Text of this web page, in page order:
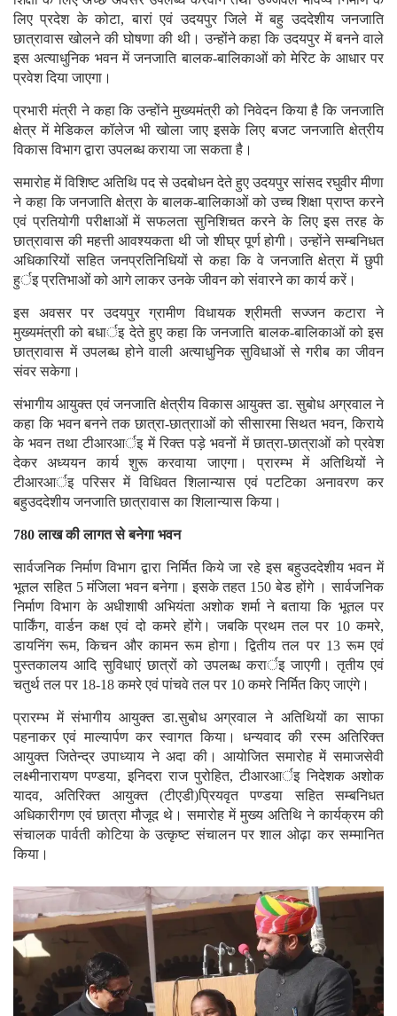
शिक्षा के लिए अच्छे अवसर उपलब्ध करवाने तथा उज्जवल भविष्य निर्माण के
लिए प्रदेश के कोटा, बारां एवं उदयपुर जिले में बहु उददेशीय जनजाति
छात्रावास खोलने की घोषणा की थी। उन्होंने कहा कि उदयपुर में बनने वाले
इस अत्याधुनिक भवन में जनजाति बालक-बालिकाओं को मेरिट के आधार पर
प्रवेश दिया जाएगा।
प्रभारी मंत्री ने कहा कि उन्होंने मुख्यमंत्री को निवेदन किया है कि जनजाति
क्षेत्र में मेडिकल कॉलेज भी खोला जाए इसके लिए बजट जनजाति क्षेत्रीय
समारोह में विशिष्ट अतिथि पद से उदबोधन देते हुए उदयपुर सांसद रघुवीर मीणा
ने कहा कि जनजाति क्षेत्रा के बालक-बालिकाओं को उच्च शिक्षा प्राप्त करने
एवं प्रतियोगी परीक्षाओं में सफलता सुनिशिचत करने के लिए इस तरह के
छात्रावास की महत्ती आवश्यकता थी जो शीघ्र पूर्ण होगी। उन्होंने सम्बनिधत
अधिकारियों सहित जनप्रतिनिधियों से कहा कि वे जनजाति क्षेत्रा में छुपी
हुर्इ प्रतिभाओं को आगे लाकर उनके जीवन को संवारने का कार्य करें।
इस अवसर पर उदयपुर ग्रामीण विधायक श्रीमती सज्जन कटारा ने
मुख्यमंत्राी को बधार्इ देते हुए कहा कि जनजाति बालक-बालिकाओं को इस
छात्रावास में उपलब्ध होने वाली अत्याधुनिक सुविधाओं से गरीब का जीवन
संभागीय आयुक्त एवं जनजाति क्षेत्रीय विकास आयुक्त डा. सुबोध अग्रवाल ने
कहा कि भवन बनने तक छात्रा-छात्रााओं को सीसारमा सिथत भवन, किराये
के भवन तथा टीआरआर्इ में रिक्त पड़े भवनों में छात्रा-छात्राओं को प्रवेश
देकर अध्ययन कार्य शुरू करवाया जाएगा। प्रारम्भ में अतिथियों ने
टीआरआर्इ परिसर में विधिवत शिलान्यास एवं पटटिका अनावरण कर
बहुउददेशीय जनजाति छात्रावास का शिलान्यास किया।
सार्वजनिक निर्माण विभाग द्वारा निर्मित किये जा रहे इस बहुउददेशीय भवन में
भूतल सहित 5 मंजिला भवन बनेगा। इसके तहत 150 बेड होंगे । सार्वजनिक
निर्माण विभाग के अधीशाषी अभियंता अशोक शर्मा ने बताया कि भूतल पर
पार्किंग, वार्डन कक्ष एवं दो कमरे होंगे। जबकि प्रथम तल पर 10 कमरे,
डायनिंग रूम, किचन और कामन रूम होगा। द्वितीय तल पर 13 रूम एवं
पुस्तकालय आदि सुविधाएं छात्रों को उपलब्ध करार्इ जाएगी। तृतीय एवं
प्रारम्भ में संभागीय आयुक्त डा.सुबोध अग्रवाल ने अतिथियों का साफा
पहनाकर एवं माल्यार्पण कर स्वागत किया। धन्यवाद की रस्म अतिरिक्त
आयुक्त जितेन्द्र उपाध्याय ने अदा की। आयोजित समारोह में समाजसेवी
लक्ष्मीनारायण पण्डया, इनिदरा राज पुरोहित, टीआरआर्इ निदेशक अशोक
यादव, अतिरिक्त आयुक्त (टीएडी)प्रियवृत पण्डया सहित सम्बनिधत
अधिकारीगण एवं छात्रा मौजूद थे। समारोह में मुख्य अतिथि ने कार्यक्रम की
संचालक पार्वती कोटिया के उत्कृष्ट संचालन पर शाल ओढ़ा कर सम्मानित